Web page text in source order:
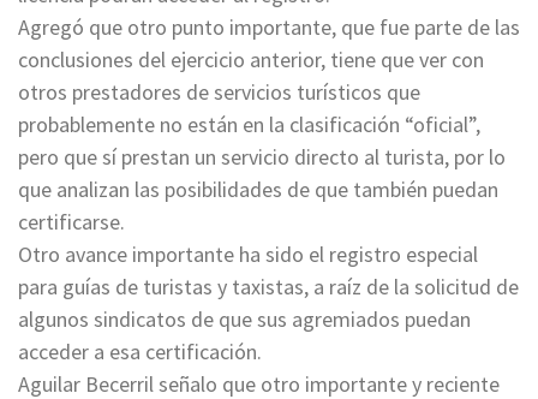
Agregó que otro punto importante, que fue parte de las
conclusiones del ejercicio anterior, tiene que ver con
otros prestadores de servicios turísticos que
probablemente no están en la clasificación “oficial”,
pero que sí prestan un servicio directo al turista, por lo
que analizan las posibilidades de que también puedan
certificarse.
Otro avance importante ha sido el registro especial
para guías de turistas y taxistas, a raíz de la solicitud de
algunos sindicatos de que sus agremiados puedan
acceder a esa certificación.
Aguilar Becerril señalo que otro importante y reciente